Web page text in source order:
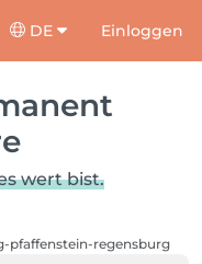
DE Einloggen
wert bist.
pfaffenstein-regensburg